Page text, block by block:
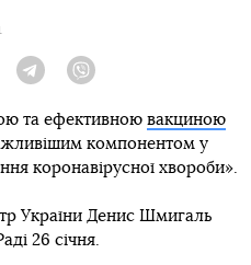
Twitter Telegram
та ефективною вакциною
компонентом у
коронавірусної хвороби».
України Денис Шмигаль
26 січня.